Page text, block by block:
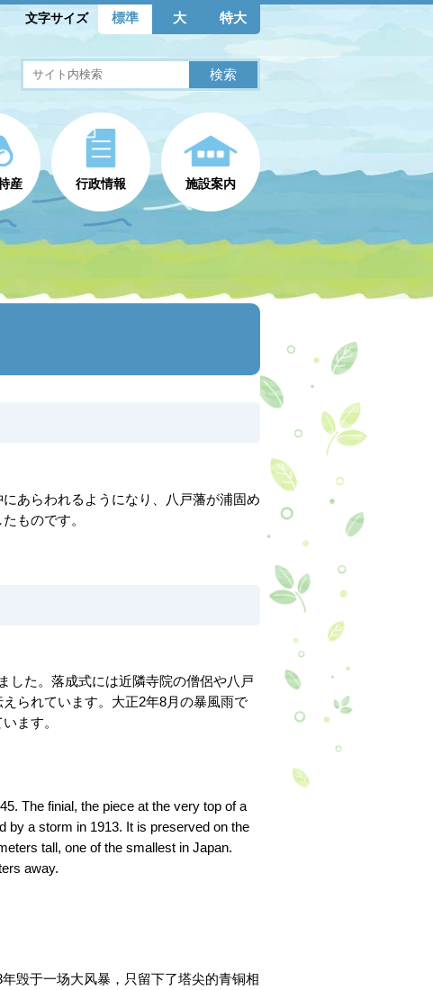
文字サイズ 標準 大 特大
産 行政情報 施設案内
あらわれるようになり、八戸藩が浦固め
ものです。
た。落成式には近隣寺院の僧侶や八戸
られています。大正2年8月の暴風雨で
ます。
The finial, the piece at the very top of a
by a storm in 1913. It is preserved on the
tall, one of the smallest in Japan.
away.
毁于一场大风暴，只留下了塔尖的青铜相